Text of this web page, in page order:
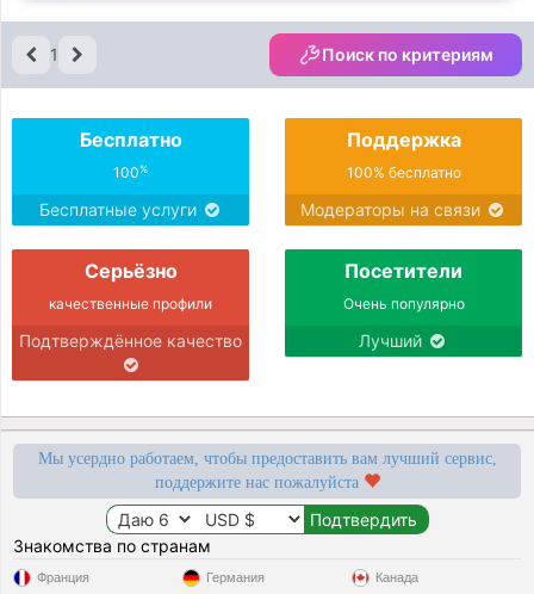
1 Поиск по критериям
Бесплатно
100%
Бесплатные услуги
Поддержка
100% бесплатно
Модераторы на связи
Серьёзно
качественные профили
Подтверждённое качество
Посетители
Очень популярно
Лучший
Мы усердно работаем, чтобы предоставить вам лучший сервис,
поддержите нас пожалуйста
Знакомства по странам
Франция Германия Канада